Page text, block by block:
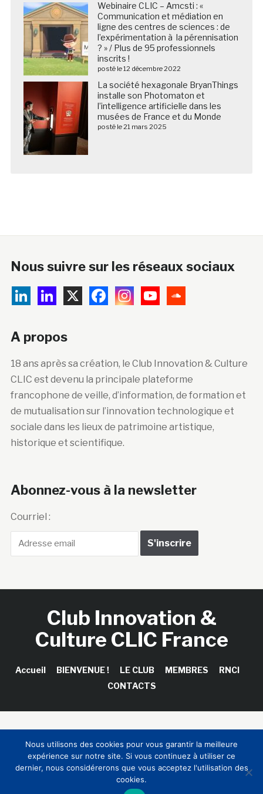
Webinaire CLIC – Amcsti : «
Communication et médiation en
ligne des centres de sciences : de
l’expérimentation à la pérennisation
? » / Plus de 95 professionnels
inscrits !
posté le 12 décembre 2022
La société hexagonale BryanThings
installe son Photomaton et
l’intelligence artificielle dans les
musées de France et du Monde
posté le 21 mars 2025
Nous suivre sur les réseaux sociaux
A propos
18 ans après sa création, le Club Innovation & Culture
CLIC est devenu la principale plateforme
francophone de veille, d’information, de formation et
de mutualisation sur l’innovation technologique et
sociale dans les lieux de patrimoine artistique,
historique et scientifique.
Abonnez-vous à la newsletter
Courriel :
Club Innovation &
Culture CLIC France
Accueil BIENVENUE ! LE CLUB MEMBRES
RNCI
CONTACTS
Sinapses Conseils
Nous utilisons des cookies pour vous garantir la meilleure
expérience sur notre site. Si vous continuez à utiliser ce
dernier, nous considérerons que vous acceptez l'utilisation des
cookies.